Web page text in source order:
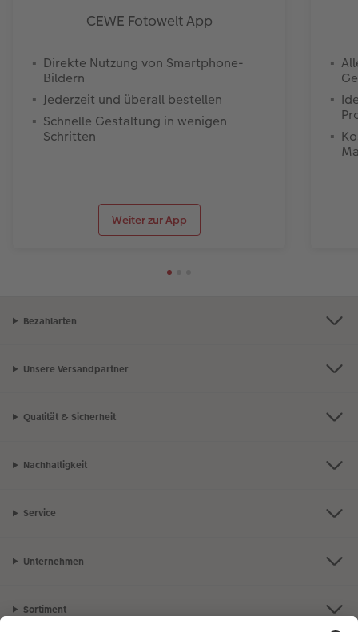
CEWE Fotowelt App
Direkte Nutzung von Smartphone-
Bildern
Jederzeit und überall bestellen
Schnelle Gestaltung in wenigen
Schritten
Weiter zur App
Bezahlarten
Unsere Versandpartner
Qualität & Sicherheit
Nachhaltigkeit
Service
Unternehmen
Sortiment